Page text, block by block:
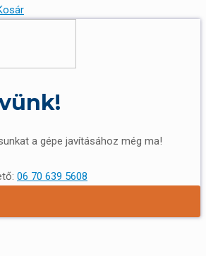
a gépe javításához még ma!
06 70 639 5608